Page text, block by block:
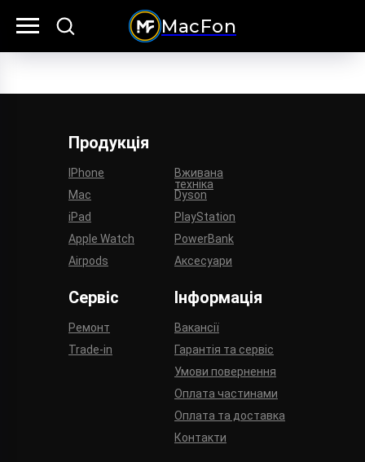
MacFon
Продукція
IPhone
Mac
iPad
Apple Watch
Airpods
Вживана
техніка
Dyson
PlayStation
PowerBank
Аксесуари
Сервіс
Ремонт
Trade-in
Інформація
Вакансії
Гарантія та сервіс
Умови повернення
Оплата та доставка
Оплата частинами
Контакти